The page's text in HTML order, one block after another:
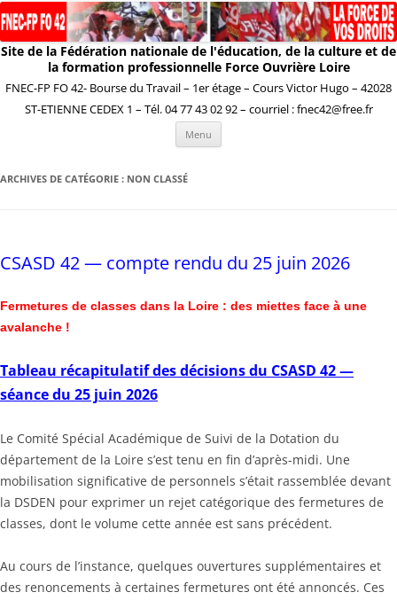
Site de la Fédération nationale de l'éducation, de la culture et de
la formation professionnelle Force Ouvrière Loire
FNEC-FP FO 42- Bourse du Travail – 1er étage – Cours Victor Hugo – 42028
ST-ETIENNE CEDEX 1 – Tél. 04 77 43 02 92 – courriel : fnec42@free.fr
Menu
ARCHIVES DE CATÉGORIE : NON CLASSÉ
CSASD 42 — compte rendu du 25 juin 2026
Fermetures de classes dans la Loire : des miettes face à une
avalanche !
Tableau récapitulatif des décisions du CSASD 42 —
séance du 25 juin 2026
Le Comité Spécial Académique de Suivi de la Dotation du
département de la Loire s’est tenu en fin d’après-midi. Une
mobilisation significative de personnels s’était rassemblée devant
la DSDEN pour exprimer un rejet catégorique des fermetures de
classes, dont le volume cette année est sans précédent.
Au cours de l’instance, quelques ouvertures supplémentaires et
des renoncements à certaines fermetures ont été annoncés. Ces